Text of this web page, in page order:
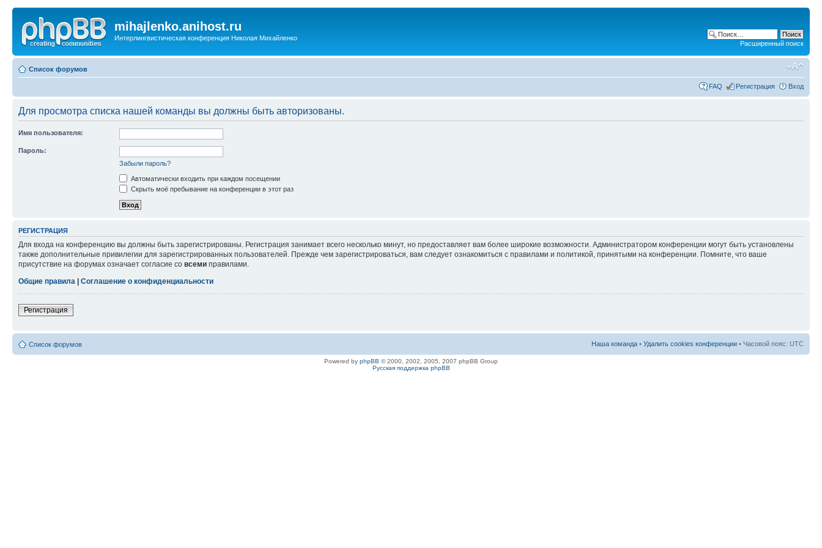
mihajlenko.anihost.ru
Интерлингвистическая конференция Николая Михайленко
Расширенный поиск
Список форумов
FAQ Регистрация Вход
Для просмотра списка нашей команды вы должны быть авторизованы.
Имя пользователя:
Пароль:
Забыли пароль?
Автоматически входить при каждом посещении
Скрыть моё пребывание на конференции в этот раз
РЕГИСТРАЦИЯ
Для входа на конференцию вы должны быть зарегистрированы. Регистрация занимает всего несколько минут, но предоставляет вам более широкие возможности. Администратором конференции могут быть установлены
также дополнительные привилегии для зарегистрированных пользователей. Прежде чем зарегистрироваться, вам следует ознакомиться с правилами и политикой, принятыми на конференции. Помните, что ваше
присутствие на форумах означает согласие со всеми правилами.
Общие правила
Соглашение о конфиденциальности
Регистрация
Список форумов Наша команда • Удалить cookies конференции • Часовой пояс: UTC
Powered by phpBB © 2000, 2002, 2005, 2007 phpBB Group
Русская поддержка phpBB